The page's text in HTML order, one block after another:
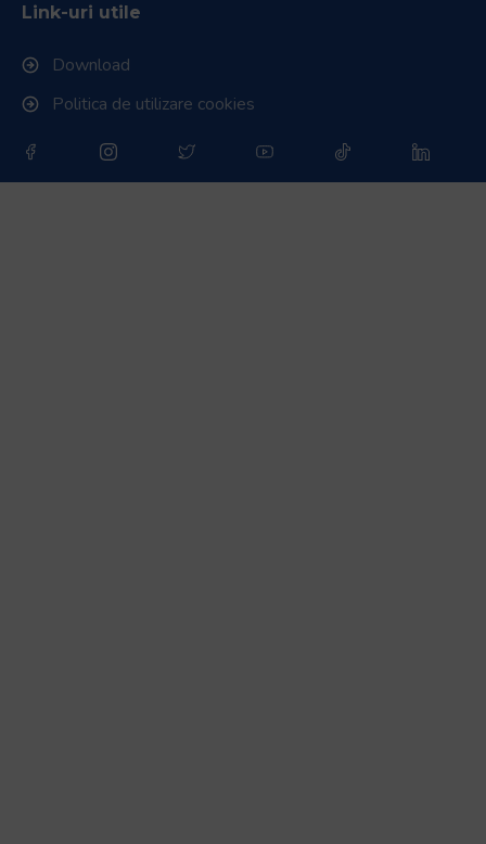
Link-uri utile
Download
Politica de utilizare cookies